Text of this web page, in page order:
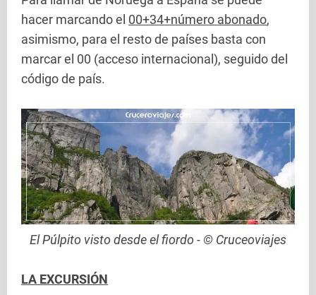
hacer marcando el 00+34+número abonado,
asimismo, para el resto de países basta con
marcar el 00 (acceso internacional), seguido del
código de país.
El Púlpito visto desde el fiordo - © Cruceoviajes
LA EXCURSIÓN